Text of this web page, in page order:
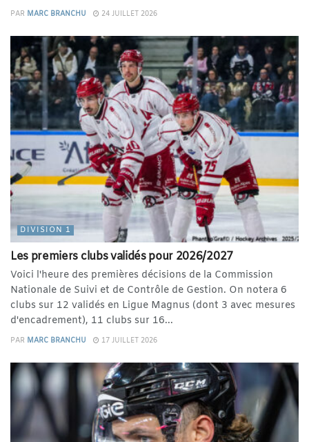
PAR MARC BRANCHU 24 JUILLET 2026
DIVISION 1
Les premiers clubs validés pour 2026/2027
Voici l'heure des premières décisions de la Commission
Nationale de Suivi et de Contrôle de Gestion. On notera 6
clubs sur 12 validés en Ligue Magnus (dont 3 avec mesures
d'encadrement), 11 clubs sur 16...
PAR MARC BRANCHU 17 JUILLET 2026